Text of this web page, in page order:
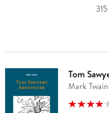
Tom
Mark Twain